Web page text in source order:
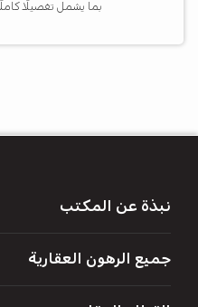
بما يشمل تفصيلًا
نبذة عن المكتب
جميع الرهون العقارية